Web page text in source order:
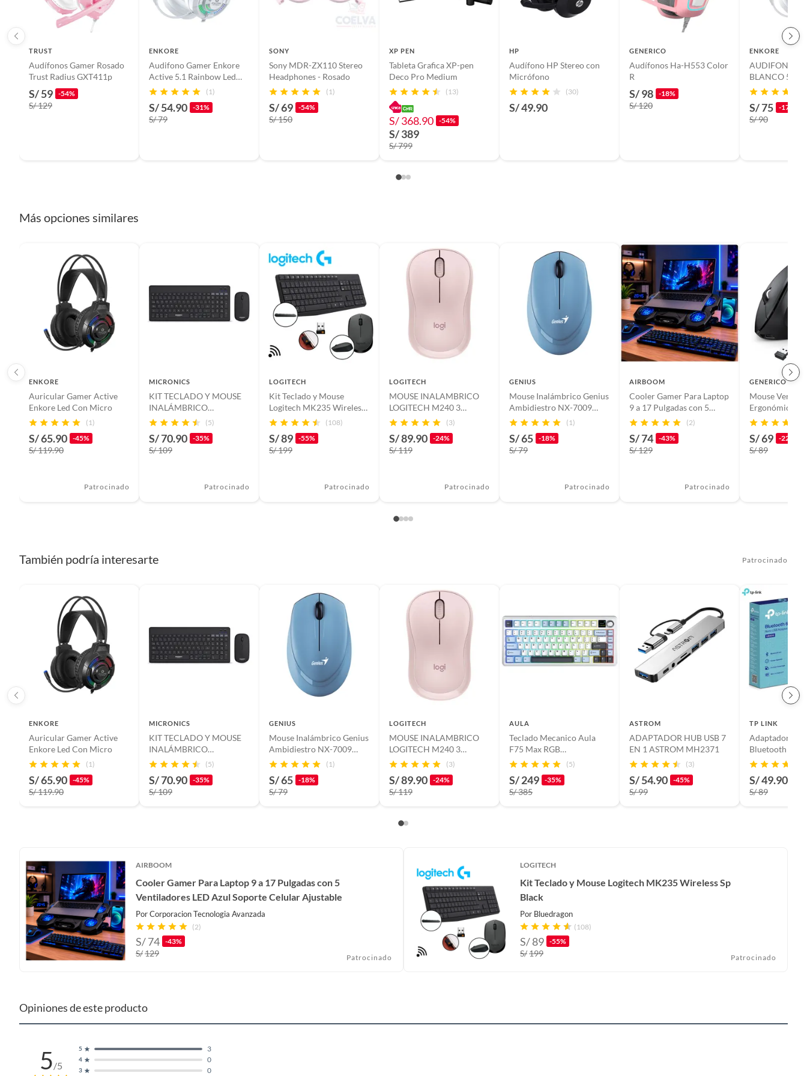
País de origen
Dimensiones
Modelo HG8936
TRUST
Audífonos Gamer Rosado
Trust Radius GXT411p
S/ 59 -54%
S/ 129
ENKORE
Audifono Gamer Enkore
Active 5.1 Rainbow Led
Con Microfono (1)
S/ 54.90 -31%
S/ 79
SONY
Sony MDR-ZX110 Stereo
Headphones - Rosado
(1)
S/ 69 -54%
S/ 150
XP PEN
Tableta Grafica XP-pen
Deco Pro Medium
(13)
S/ 368.90 -54%
S/ 389
S/ 799
HP
Audífono HP Stereo con
Micrófono
(30)
S/ 49.90
GENERICO
Audífonos Ha-H553 Color
R
S/ 98 -18%
S/ 120
ENKORE
AUDIFONO
BLANCO 5.1
LED RGB
S/ 75 -17%
S/ 90
Más opciones similares
ENKORE
Auricular Gamer Active
Enkore Led Con Micro
(1)
S/ 65.90 -45%
S/ 119.90
Patrocinado
MICRONICS
KIT TECLADO Y MOUSE
INALÁMBRICO
MICRONICS SPIRIT 3
(5)
S/ 70.90 -35%
S/ 109
Patrocinado
LOGITECH
Kit Teclado y Mouse
Logitech MK235 Wireless
Sp Black
(108)
S/ 89 -55%
S/ 199
Patrocinado
LOGITECH
MOUSE INALAMBRICO
LOGITECH M240 3
BOTONES 4000DPI + PAD
(3)
S/ 89.90 -24%
S/ 119
Patrocinado
GENIUS
Mouse Inalámbrico Genius
Ambidiestro NX-7009
Óptico 1200 DPI(1)
S/ 65 -18%
S/ 79
Patrocinado
AIRBOOM
Cooler Gamer Para Laptop
9 a 17 Pulgadas con 5
Ventiladores LED Azul
(2)
S/ 74 -43%
S/ 129
Patrocinado
GENERICO
Mouse Vertical
Ergonómico
Recargable
S/ 69 -22%
S/ 89
También podría interesarte Patrocinado
ENKORE
Auricular Gamer Active
Enkore Led Con Micro
(1)
S/ 65.90 -45%
S/ 119.90
MICRONICS
KIT TECLADO Y MOUSE
INALÁMBRICO
MICRONICS SPIRIT 3
(5)
S/ 70.90 -35%
S/ 109
GENIUS
Mouse Inalámbrico Genius
Ambidiestro NX-7009
Óptico 1200 DPI(1)
S/ 65 -18%
S/ 79
LOGITECH
MOUSE INALAMBRICO
LOGITECH M240 3
BOTONES 4000DPI + PAD
(3)
S/ 89.90 -24%
S/ 119
AULA
Teclado Mecanico Aula
F75 Max RGB
WhiteBlueDark Purple
(5)
S/ 249 -35%
S/ 385
ASTROM
ADAPTADOR HUB USB 7
EN 1 ASTROM MH2371
(3)
S/ 54.90 -45%
S/ 99
TP LINK
Adaptador
Bluetooth 6.0
UB600
S/ 49.90
S/ 89
AIRBOOM
Cooler Gamer Para Laptop 9 a 17 Pulgadas con 5
Ventiladores LED Azul Soporte Celular Ajustable
PorCorporacion Tecnologia Avanzada
(2)
S/74 -43%
S/129 Patrocinado
LOGITECH
Kit Teclado y Mouse Logitech MK235 Wireless Sp
Black
Por Bluedragon
(108)
S/89 -55%
S/199 Patrocinado
Opiniones de este producto
5/5 3 0
4 0
5 3